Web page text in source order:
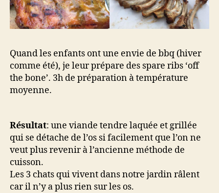
Quand les enfants ont une envie de bbq (hiver
comme été), je leur prépare des spare ribs ‘off
the bone’. 3h de préparation à température
moyenne.
Résultat: une viande tendre laquée et grillée
qui se détache de l’os si facilement que l’on ne
veut plus revenir à l’ancienne méthode de
cuisson.
Les 3 chats qui vivent dans notre jardin râlent
car il n’y a plus rien sur les os.